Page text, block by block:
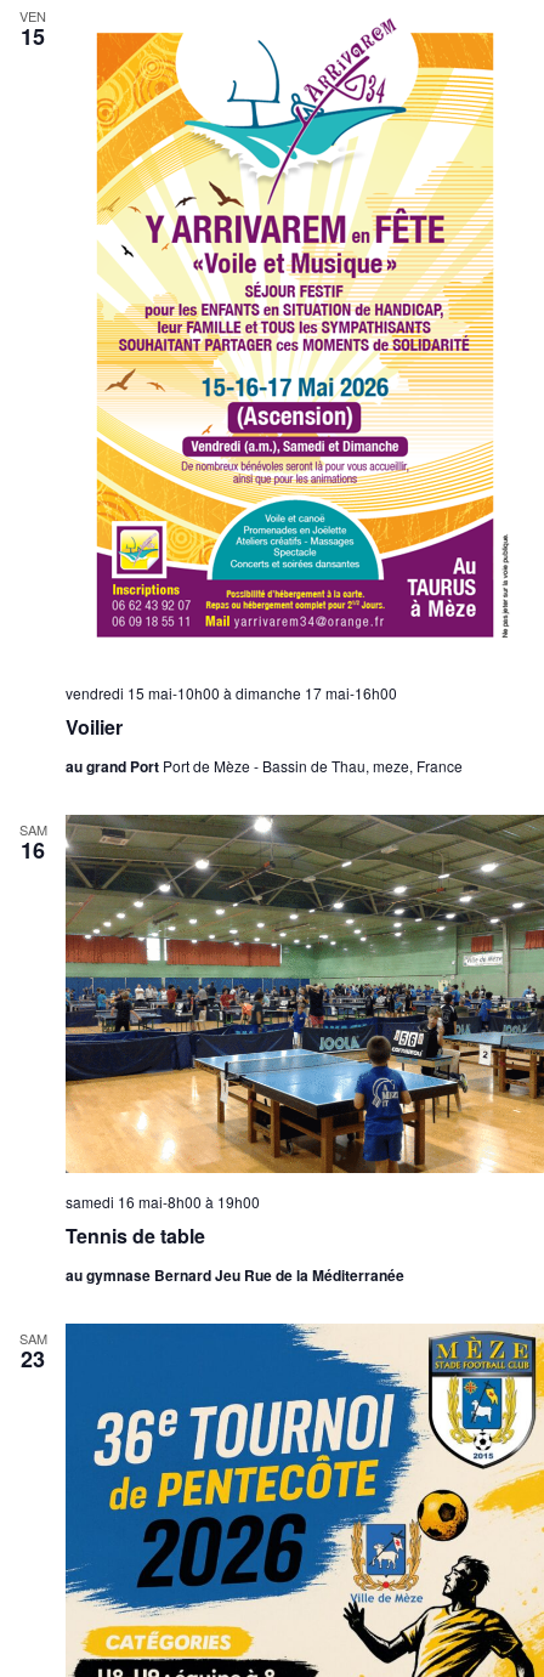
VEN
15
Voilier
vendredi 15 mai-10h00 à dimanche 17 mai-16h00
au grand Port Port de Mèze - Bassin de Thau, meze, France
SAM
16
Tennis de table
samedi 16 mai-8h00 à 19h00
au gymnase Bernard Jeu Rue de la Méditerranée
SAM
23